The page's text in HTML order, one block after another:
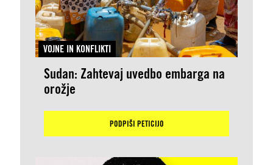
VOJNE IN KONFLIKTI
Sudan: Zahtevaj uvedbo embarga na
orožje
PODPIŠI PETICIJO